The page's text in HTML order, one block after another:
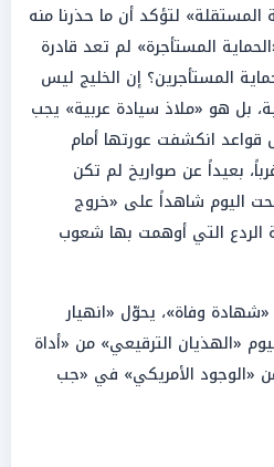
المستقلة» لتؤكد أن ما حذرنا منه
المستأجرة» لم تعد قادرة
المستأجرين؟ إن الخليج ليس
بل هو «ملاذ سيادة عربية» يجب
قواعد انكشفت عورتها أمام
بعيداً عن صواريخ لم تكن
اليوم شاهداً على «خروج
التي أوهمت بها شعوب
وفاة»، يحوّل «انهيار
«الهذيان الترقيعي» من «أداة
«الوجود الأمريكي» في «جب